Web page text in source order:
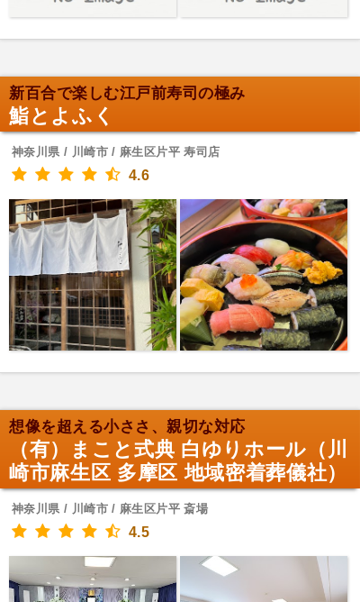
新百合で楽しむ江戸前寿司の極み
鮨とよふく
神奈川県 / 川崎市 / 麻生区片平 寿司店
4.6
想像を超える小ささ、親切な対応
（有）まこと式典 白ゆりホール（川
崎市麻生区 多摩区 地域密着葬儀社）
神奈川県 / 川崎市 / 麻生区片平 斎場
4.5